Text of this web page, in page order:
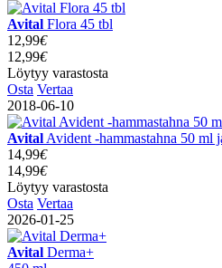
Avital Flora 45 tbl
12,99€
12,99€
Löytyy varastosta
Osta Vertaa
2018-06-10
Avital Avident -hammastahna 50 ml
14,99€
14,99€
Löytyy varastosta
Osta Vertaa
2026-01-25
Avital Derma+